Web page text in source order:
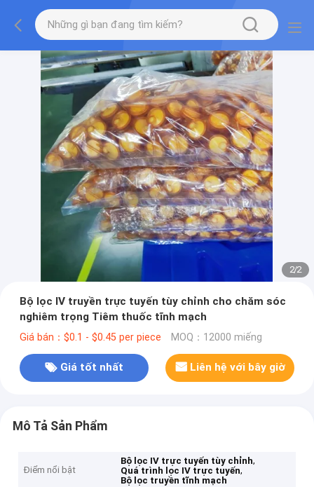
2/2
Bộ lọc IV truyền trực tuyến tùy chỉnh cho chăm sóc
nghiêm trọng Tiêm thuốc tĩnh mạch
Giá bán：$0.1 - $0.45 per piece MOQ：12000 miếng
Giá tốt nhất Liên hệ với bây giờ
Mô Tả Sản Phẩm
Điểm nổi bật
Bộ lọc IV trực tuyến tùy chỉnh,
Quá trình lọc IV trực tuyến,
Bộ lọc truyền tĩnh mạch